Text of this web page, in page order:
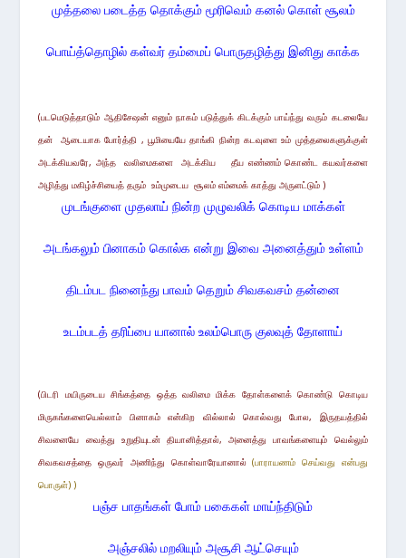
முத்தலை படைத்த தொக்கும் மூரிவெம் கனல் கொள் சூலம்
பொய்த்தொழில் கள்வர் தம்மைப் பொருதழித்து இனிது காக்க
(படமெடுத்தாடும் ஆதிசேஷன் எனும் நாகம் படுத்துக் கிடக்கும் பாய்ந்து வரும் கடலையே
தன் ஆடையாக போர்த்தி , பூமியையே தாங்கி நின்ற கடவுளை உம் முத்தலைகளுக்குள்
அடக்கியவரே, அந்த வலிமைகளை அடக்கிய
தீய எண்ணம் கொண்ட கயவர்களை
அழித்து மகிழ்ச்சியைத் தரும் உம்முடைய சூலம் எம்மைக் காத்து அருளட்டும் )
முடங்குளை முதலாய் நின்ற முழுவலிக் கொடிய மாக்கள்
அடங்கலும் பினாகம் கொல்க என்று இவை அனைத்தும் உள்ளம்
திடம்பட நினைந்து பாவம் தெறும் சிவகவசம் தன்னை
உடம்படத் தரிப்பை யானால் உலம்பொரு குலவுத் தோளாய்
(பிடரி மயிருடைய சிங்கத்தை ஒத்த வலிமை மிக்க தோள்களைக் கொண்டு கொடிய
மிருகங்களையெல்லாம் பினாகம் என்கிற வில்லால் கொல்வது போல, இருதயத்தில்
சிவனையே வைத்து உறுதியுடன் தியானித்தால், அனைத்து பாவங்களையும் வெல்லும்
சிவகவசத்தை ஒருவர் அணிந்து கொள்வாரேயானால்(பாராயணம் செய்வது என்பது
பொருள்) )
பஞ்ச பாதங்கள் போம் பகைகள் மாய்ந்திடும்
அஞ்சலில் மறலியும் அசூசி ஆட்செயும்